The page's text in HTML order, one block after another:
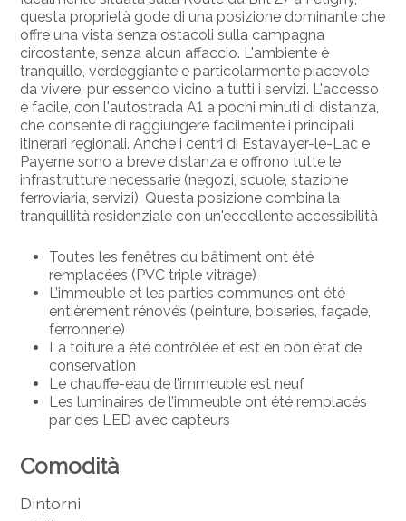
questa proprietà gode di una posizione dominante che
offre una vista senza ostacoli sulla campagna
circostante, senza alcun affaccio. L'ambiente è
tranquillo, verdeggiante e particolarmente piacevole
da vivere, pur essendo vicino a tutti i servizi. L'accesso
è facile, con l'autostrada A1 a pochi minuti di distanza,
che consente di raggiungere facilmente i principali
itinerari regionali. Anche i centri di Estavayer-le-Lac e
Payerne sono a breve distanza e offrono tutte le
infrastrutture necessarie (negozi, scuole, stazione
ferroviaria, servizi). Questa posizione combina la
tranquillità residenziale con un'eccellente accessibilità
Toutes les fenêtres du bâtiment ont été
remplacées (PVC triple vitrage)
L’immeuble et les parties communes ont été
entièrement rénovés (peinture, boiseries, façade,
ferronnerie)
La toiture a été contrôlée et est en bon état de
conservation
Le chauffe-eau de l’immeuble est neuf
Les luminaires de l’immeuble ont été remplacés
par des LED avec capteurs
Comodità
Dintorni